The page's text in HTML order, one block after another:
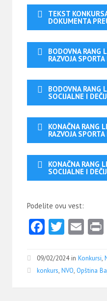
TEKST
DOKUMENTA
BODOVNA RANG
RAZVOJA
BODOVNA RANG
SOCIJALNE I
KONAČNA RANG
RAZVOJA
KONAČNA RANG
SOCIJALNE I
Podelite ovu vest:
Fa
b
o
o
T
itt
er
E
ai
l
09/02/2024 in Konkursi,
konkurs, NVO, Opština